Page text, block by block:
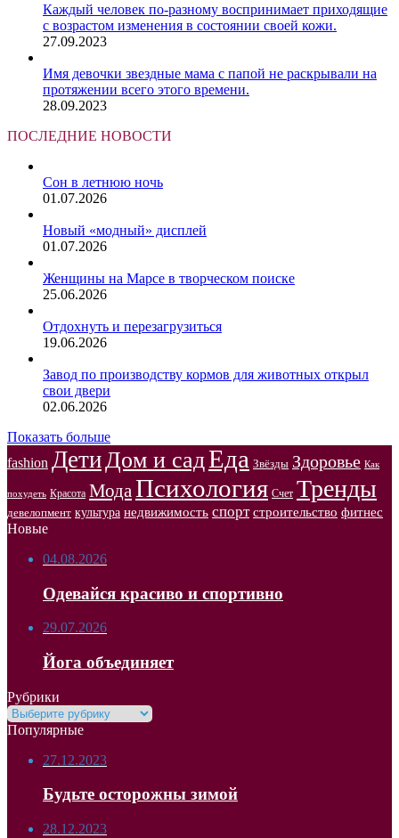
Каждый человек по-разному воспринимает приходящие
с возрастом изменения в состоянии своей кожи.
27.09.2023
Имя девочки звездные мама с папой не раскрывали на
протяжении всего этого времени.
28.09.2023
ПОСЛЕДНИЕ НОВОСТИ
Сон в летнюю ночь
01.07.2026
Новый «модный» дисплей
01.07.2026
Женщины на Марсе в творческом поиске
25.06.2026
Отдохнуть и перезагрузиться
19.06.2026
Завод по производству кормов для животных открыл
свои двери
02.06.2026
Показать больше
fashion ДетиДом и садЕда Звёзды Здоровье Как
похудеть Красота Мода Психология Счет Тренды
девелопмент культура недвижимость спорт строительство фитнес
Новые
04.08.2026
Одевайся красиво и спортивно
29.07.2026
Йога объединяет
Рубрики
Рубрики
Популярные
27.12.2023
Будьте осторожны зимой
28.12.2023